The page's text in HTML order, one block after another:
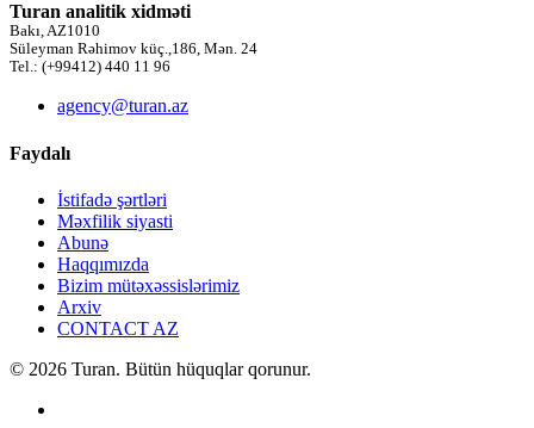
Turan analitik xidməti
Bakı, AZ1010
Süleyman Rəhimov küç.,186, Mən. 24
Tel.: (+99412) 440 11 96
agency@turan.az
Faydalı
İstifadə şərtləri
Məxfilik siyasti
Abunə
Haqqımızda
Bizim mütəxəssislərimiz
Arxiv
CONTACT AZ
© 2026 Turan. Bütün hüquqlar qorunur.